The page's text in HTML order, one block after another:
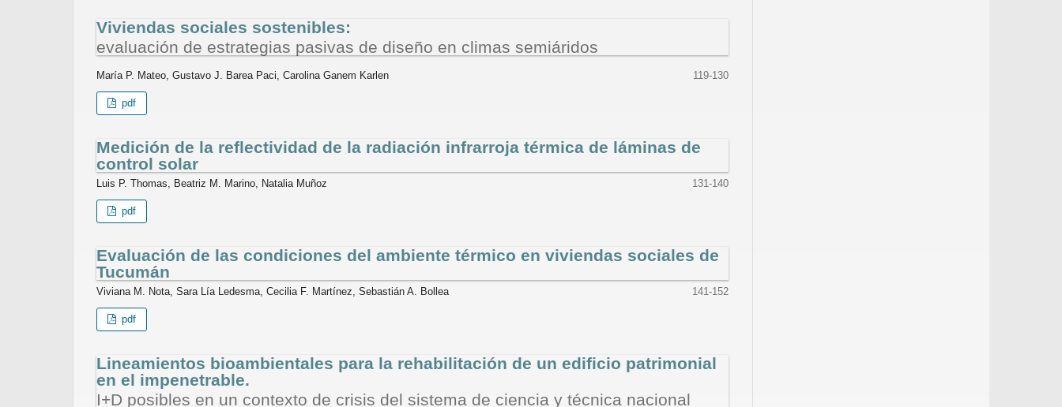
Viviendas sociales sostenibles:
evaluación de estrategias pasivas de diseño en climas semiáridos
María P. Mateo, Gustavo J. Barea Paci, Carolina Ganem Karlen 119-130
pdf
Medición de la reflectividad de la radiación infrarroja térmica de láminas de
control solar
Luis P. Thomas, Beatriz M. Marino, Natalia Muñoz 131-140
pdf
Evaluación de las condiciones del ambiente térmico en viviendas sociales de
Tucumán
Viviana M. Nota, Sara Lía Ledesma, Cecilia F. Martínez, Sebastián A. Bollea 141-152
pdf
Lineamientos bioambientales para la rehabilitación de un edificio patrimonial
en el impenetrable.
I+D posibles en un contexto de crisis del sistema de ciencia y técnica nacional